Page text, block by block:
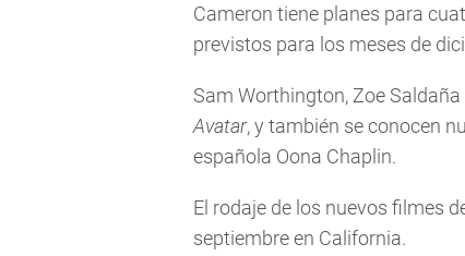
Cameron tiene planes para
previstos para los meses de
Sam Worthington, Zoe
Avatar, y también se conocen
española Oona Chaplin.
El rodaje de los nuevos filmes
septiembre en California.